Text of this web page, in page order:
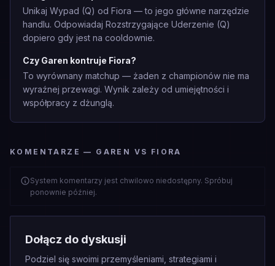
Unikaj Wypad (Q) od Fiora — to jego główne narzędzie
handlu. Odpowiadaj Rozstrzygające Uderzenie (Q)
dopiero gdy jest na cooldownie.
Czy Garen kontruje Fiora?
To wyrównany matchup — żaden z championów nie ma
wyraźnej przewagi. Wynik zależy od umiejętności i
współpracy z dżunglą.
KOMENTARZE — GAREN VS FIORA
System komentarzy jest chwilowo niedostępny. Spróbuj
ponownie później.
Dołącz do dyskusji
Podziel się swoimi przemyśleniami, strategiami i